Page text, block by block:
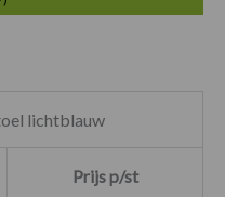
lichtblauw
Prijs p/st